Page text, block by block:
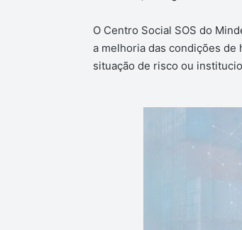
O Centro Social SOS do
a melhoria das condições de
situação de risco ou